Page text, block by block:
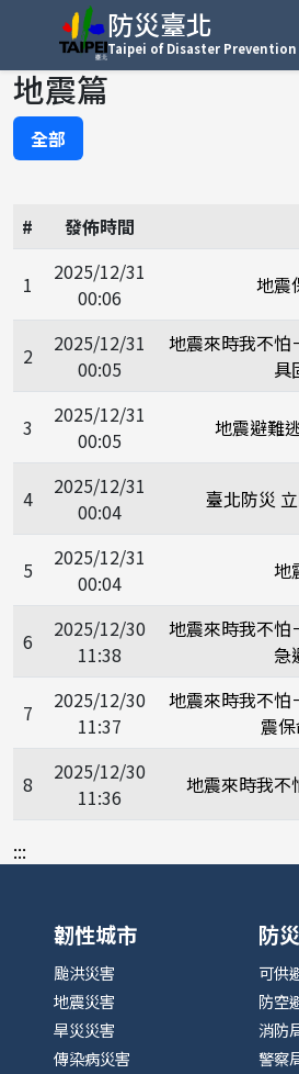
防災臺北
Taipei of Disaster Prevention
地震篇
全部
# 發佈時間
1
2025/12/31
00:06
地震
2
2025/12/31
00:05
地震來時我不怕
具
3
2025/12/31
00:05
地震避難
4
2025/12/31
00:04
臺北防災
5
2025/12/31
00:04
地
6
2025/12/30
11:38
地震來時我不怕
急
7
2025/12/30
11:37
地震來時我不怕
震
8
2025/12/30
11:36
地震來時我不
:::
韌性城市
颱洪災害
地震災害
旱災災害
傳染病災害
防
可供
防空
消防
警察